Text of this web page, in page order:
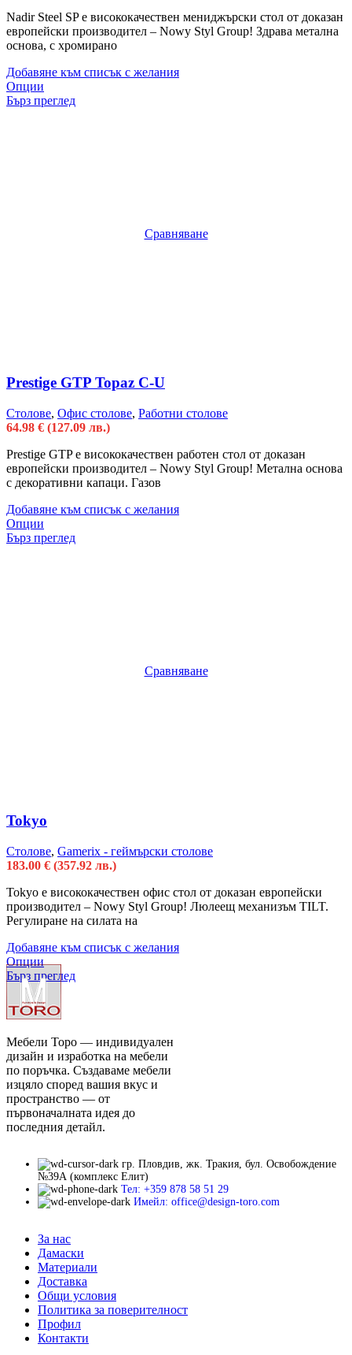
Nadir Steel SP е висококачествен мениджърски стол от доказан
европейски производител – Nowy Styl Group! Здрава метална
основа, с хромирано
Добавяне към списък с желания
Опции
Бърз преглед
Сравняване
Prestige GTP Topaz C-U
Столове, Офис столове, Работни столове
64.98 € (127.09 лв.)
Prestige GTP е висококачествен работен стол от доказан
европейски производител – Nowy Styl Group! Метална основа
с декоративни капаци. Газов
Добавяне към списък с желания
Опции
Бърз преглед
Сравняване
Tokyo
Столове, Gamerix - геймърски столове
183.00 € (357.92 лв.)
Tokyo е висококачествен офис стол от доказан европейски
производител – Nowy Styl Group! Люлеещ механизъм TILT.
Регулиране на силата на
Добавяне към списък с желания
Опции
Бърз преглед
Мебели Торо — индивидуален
дизайн и изработка на мебели
по поръчка. Създаваме мебели
изцяло според вашия вкус и
пространство — от
първоначалната идея до
последния детайл.
гр. Пловдив, жк. Тракия, бул. Освобождение
№39А (комплекс Елит)
Тел: +359 878 58 51 29
Имейл: office@design-toro.com
За нас
Дамаски
Материали
Доставка
Общи условия
Политика за поверителност
Профил
Контакти